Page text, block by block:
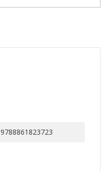
9788861823723